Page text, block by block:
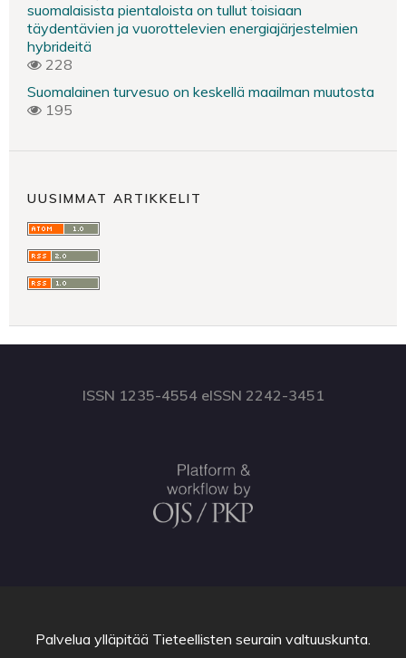
suomalaisista pientaloista on tullut toisiaan
täydentävien ja vuorottelevien energiajärjestelmien
hybrideitä
228
Suomalainen turvesuo on keskellä maailman muutosta
195
UUSIMMAT ARTIKKELIT
ISSN 1235-4554 eISSN 2242-3451
Palvelua ylläpitää Tieteellisten seurain valtuuskunta.